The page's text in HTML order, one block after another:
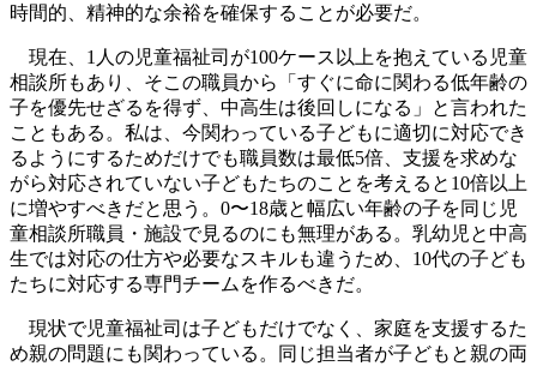
時間的、精神的な余裕を確保することが必要だ。
現在、1人の児童福祉司が100ケース以上を抱えている児童
相談所もあり、そこの職員から「すぐに命に関わる低年齢の
子を優先せざるを得ず、中高生は後回しになる」と言われた
こともある。私は、今関わっている子どもに適切に対応でき
るようにするためだけでも職員数は最低5倍、支援を求めな
がら対応されていない子どもたちのことを考えると10倍以上
に増やすべきだと思う。0〜18歳と幅広い年齢の子を同じ児
童相談所職員・施設で見るのにも無理がある。乳幼児と中高
生では対応の仕方や必要なスキルも違うため、10代の子ども
たちに対応する専門チームを作るべきだ。
現状で児童福祉司は子どもだけでなく、家庭を支援するた
め親の問題にも関わっている。同じ担当者が子どもと親の両